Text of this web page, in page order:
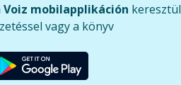
Voiz mobilapplikáción keresztül
vagy a könyv